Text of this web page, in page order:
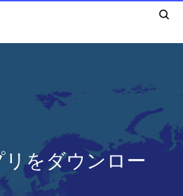
をダウンロー